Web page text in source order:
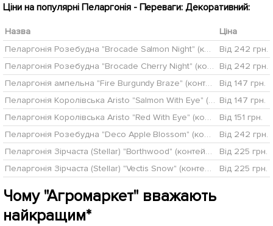
Ціни на популярні Пеларгонія - Переваги: Декоративний:
Назва
Ціна
Пеларгонія Розебудна "Brocade Salmon Night" (контейнер № 10, висота 10-20 см)
Від 242 грн.
Пеларгонія Розебудна "Brocade Cherry Night" (контейнер № 10, висота 10-20 см)
Від 242 грн.
Пеларгонія ампельна "Fire Burgundy Braze" (контейнер № 10, висота 10-20 см)
Від 147 грн.
Пеларгонія Королівська Aristo "Salmon With Eye" (контейнер № 10, висота 10-20 см) Від 147 грн.
Пеларгонія Королівська Aristo "Red With Eye" (контейнер № 10, висота 10-20 см)
Від 151 грн.
Пеларгонія Розебудна "Deco Apple Blossom" (контейнер № 10, висота 10-20 см)
Від 242 грн.
Пеларгонія Зірчаста (Stellar) "Borthwood" (контейнер № 10, висота 10-20 см)
Від 225 грн.
Пеларгонія Зірчаста (Stellar) "Vectis Snow" (контейнер № 10, висота 10-20 см)
Від 225 грн.
Чому "Агромаркет" вважають
найкращим*